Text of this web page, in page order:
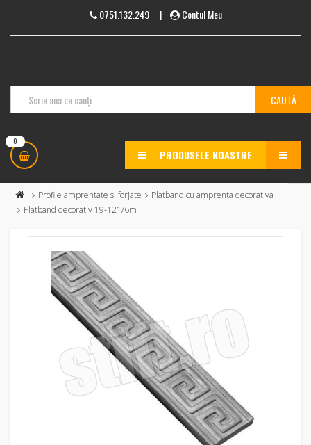
0751.132.249| Contul Meu
0
PRODUSELE NOASTRE MENU
Profile amprentate si forjate
Platband cu amprenta decorativa
Platband decorativ 19-121/6m